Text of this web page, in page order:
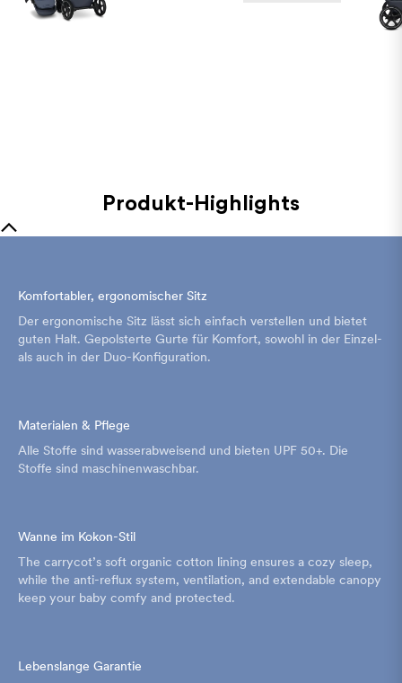
Produkt-Highlights
Komfortabler, ergonomischer Sitz
Der ergonomische Sitz lässt sich einfach verstellen und bietet
guten Halt. Gepolsterte Gurte für Komfort, sowohl in der Einzel-
als auch in der Duo-Konfiguration.
Materialen & Pflege
Alle Stoffe sind wasserabweisend und bieten UPF 50+. Die
Stoffe sind maschinenwaschbar.
Wanne im Kokon-Stil
The carrycot’s soft organic cotton lining ensures a cozy sleep,
while the anti-reflux system, ventilation, and extendable canopy
keep your baby comfy and protected.
Lebenslange Garantie